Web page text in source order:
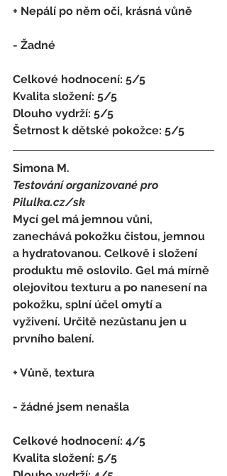
+ Nepálí po něm oči, krásná vůně
- Žadné
Celkové hodnocení: 5/5
Kvalita složení: 5/5
Dlouho vydrží: 5/5
Šetrnost k dětské pokožce: 5/5
Simona M.
Testování organizované pro
Pilulka.cz/sk
Mycí gel má jemnou vůni,
zanechává pokožku čistou, jemnou
a hydratovanou. Celkově i složení
produktu mě oslovilo. Gel má mírně
olejovitou texturu a po nanesení na
pokožku, splní účel omytí a
vyživení. Určitě nezůstanu jen u
prvního balení.
+ Vůně, textura
- žádné jsem nenašla
Celkové hodnocení: 4/5
Kvalita složení: 5/5